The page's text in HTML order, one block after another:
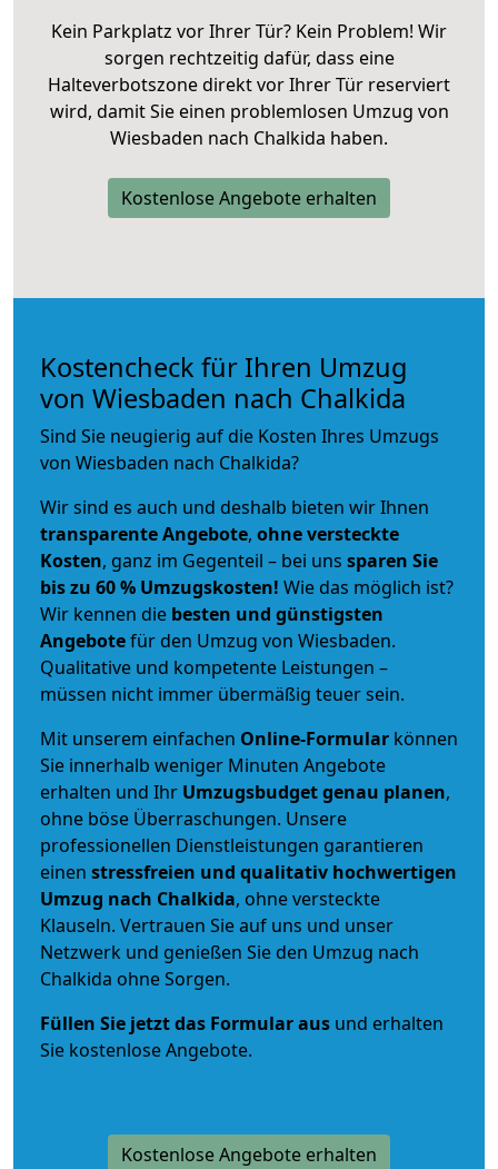
Kein Parkplatz vor Ihrer Tür? Kein Problem! Wir
sorgen rechtzeitig dafür, dass eine
Halteverbotszone direkt vor Ihrer Tür reserviert
wird, damit Sie einen problemlosen Umzug von
Wiesbaden nach Chalkida haben.
Kostenlose Angebote erhalten
Kostencheck für Ihren Umzug
von Wiesbaden nach Chalkida
Sind Sie neugierig auf die Kosten Ihres Umzugs
von Wiesbaden nach Chalkida?
Wir sind es auch und deshalb bieten wir Ihnen
transparente Angebote, ohne versteckte
Kosten, ganz im Gegenteil – bei uns sparen Sie
bis zu 60 % Umzugskosten! Wie das möglich ist?
Wir kennen die besten und günstigsten
Angebotefür den Umzug von Wiesbaden.
Qualitative und kompetente Leistungen –
müssen nicht immer übermäßig teuer sein.
Mit unserem einfachen Online-Formular können
Sie innerhalb weniger Minuten Angebote
erhalten und Ihr Umzugsbudgetgenau planen,
ohne böse Überraschungen. Unsere
professionellen Dienstleistungen garantieren
einen stressfreien und qualitativ hochwertigen
Umzug nach Chalkida, ohne versteckte
Klauseln. Vertrauen Sie auf uns und unser
Netzwerk und genießen Sie den Umzug nach
Chalkida ohne Sorgen.
Füllen Sie jetzt das Formular aus und erhalten
Sie kostenlose Angebote.
Kostenlose Angebote erhalten